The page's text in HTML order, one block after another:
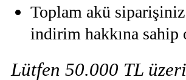
Toplam akü siparişiniz
indirim hakkına sahip
Lütfen 50.000 TL